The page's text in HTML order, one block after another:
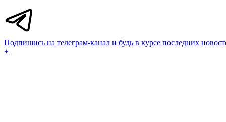
Подпишись на телеграм-канал и будь в курсе последних
+